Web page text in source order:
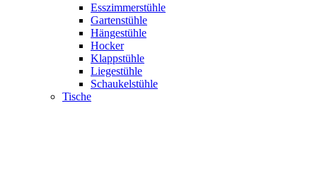
Esszimmerstühle
Gartenstühle
Hängestühle
Hocker
Klappstühle
Liegestühle
Schaukelstühle
Tische